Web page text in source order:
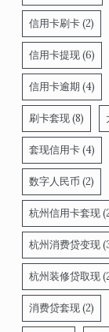
信用卡刷卡(2)
信用卡提现(6)
信用卡逾期 (4)
刷卡套现(8)
套现信用卡(4)
数字人民币 (2)
杭州信用卡套现
杭州消费贷变现
杭州装修贷取现
消费贷套现(2)